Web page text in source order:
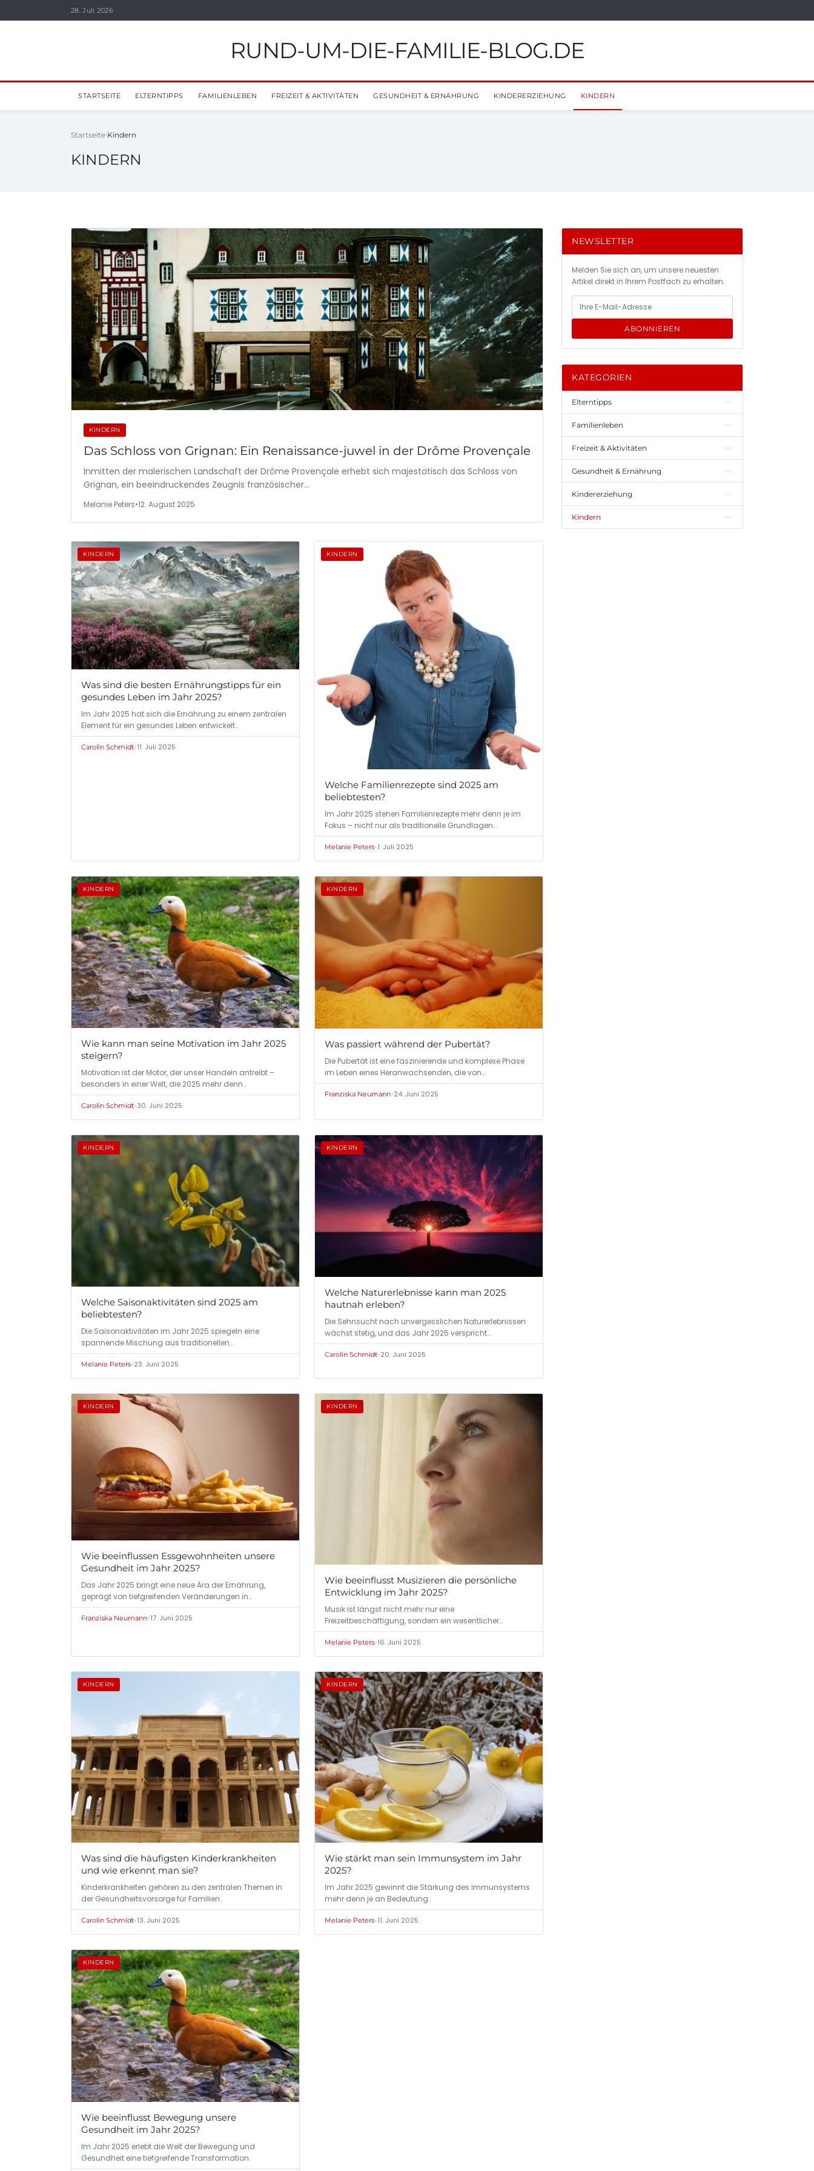
28. Juli 2026
RUND-UM-DIE-FAMILIE-BLOG.DE
STARTSEITE ELTERNTIPPS FAMILIENLEBEN FREIZEIT & AKTIVITÄTEN GESUNDHEIT & ERNÄHRUNG KINDERERZIEHUNG KINDERN
Startseite Kindern
KINDERN
KINDERN
Das Schloss von Grignan: Ein Renaissance-juwel in der Drôme Provençale
Inmitten der malerischen Landschaft der Drôme Provençale erhebt sich majestätisch das Schloss von
Grignan, ein beeindruckendes Zeugnis französischer…
Melanie Peters•12. August 2025
KINDERN
Was sind die besten Ernährungstipps für ein
gesundes Leben im Jahr 2025?
Im Jahr 2025 hat sich die Ernährung zu einem zentralen
Element für ein gesundes Leben entwickelt…
Carolin Schmidt•11. Juli 2025
KINDERN
Welche Familienrezepte sind 2025 am
beliebtesten?
Im Jahr 2025 stehen Familienrezepte mehr denn je im
Fokus – nicht nur als traditionelle Grundlagen…
Melanie Peters•1. Juli 2025
KINDERN
Wie kann man seine Motivation im Jahr 2025
steigern?
Motivation ist der Motor, der unser Handeln antreibt –
besonders in einer Welt, die 2025 mehr denn…
Carolin Schmidt•30. Juni 2025
KINDERN
Was passiert während der Pubertät?
Die Pubertät ist eine faszinierende und komplexe Phase
im Leben eines Heranwachsenden, die von…
Franziska Neumann•24. Juni 2025
KINDERN
Welche Saisonaktivitäten sind 2025 am
beliebtesten?
Die Saisonaktivitäten im Jahr 2025 spiegeln eine
spannende Mischung aus traditionellen…
Melanie Peters•23. Juni 2025
KINDERN
Welche Naturerlebnisse kann man 2025
hautnah erleben?
Die Sehnsucht nach unvergesslichen Naturerlebnissen
wächst stetig, und das Jahr 2025 verspricht…
Carolin Schmidt•20. Juni 2025
KINDERN
Wie beeinflussen Essgewohnheiten unsere
Gesundheit im Jahr 2025?
Das Jahr 2025 bringt eine neue Ära der Ernährung,
geprägt von tiefgreifenden Veränderungen in…
Franziska Neumann•17. Juni 2025
KINDERN
Wie beeinflusst Musizieren die persönliche
Entwicklung im Jahr 2025?
Musik ist längst nicht mehr nur eine
Freizeitbeschäftigung, sondern ein wesentlicher
Bestandteil…
Melanie Peters•16. Juni 2025
KINDERN
Was sind die häufigsten Kinderkrankheiten
und wie erkennt man sie?
Kinderkrankheiten gehören zu den zentralen Themen in
der Gesundheitsvorsorge für Familien.
Carolin Schmidt•13. Juni 2025
KINDERN
Wie stärkt man sein Immunsystem im Jahr
2025?
Im Jahr 2025 gewinnt die Stärkung des Immunsystems
mehr denn je an Bedeutung.
Melanie Peters•11. Juni 2025
KINDERN
Wie beeinflusst Bewegung unsere
Gesundheit im Jahr 2025?
Im Jahr 2025 erlebt die Welt der Bewegung und
Gesundheit eine tiefgreifende Transformation.
NEWSLETTER
Melden Sie sich an, um unsere neuesten
Artikel direkt in Ihrem Postfach zu erhalten.
ABONNIEREN
KATEGORIEN
Elterntipps
Familienleben
Freizeit & Aktivitäten
Gesundheit & Ernährung
Kindererziehung
Kindern